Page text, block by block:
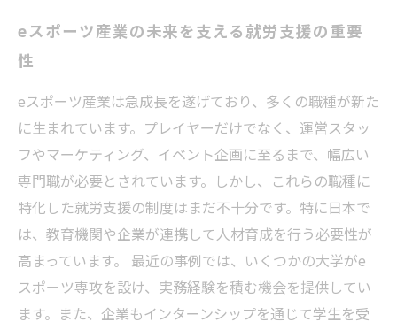
eスポーツ産業の未来を支える就労支援の重要
性
eスポーツ産業は急成長を遂げており、多くの職種が新た
に生まれています。プレイヤーだけでなく、運営スタッ
フやマーケティング、イベント企画に至るまで、幅広い
専門職が必要とされています。しかし、これらの職種に
特化した就労支援の制度はまだ不十分です。特に日本で
は、教育機関や企業が連携して人材育成を行う必要性が
高まっています。 最近の事例では、いくつかの大学がe
スポーツ専攻を設け、実務経験を積む機会を提供してい
ます。また、企業もインターンシップを通じて学生を受